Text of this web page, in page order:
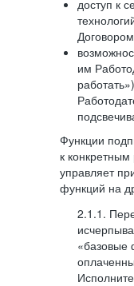
доступ к
им
Функции
к
управляет
функций на
2.1.1.
«базовые